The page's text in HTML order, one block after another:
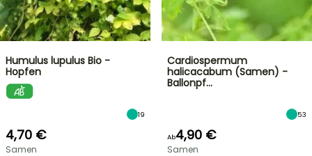
Humulus lupulus Bio -
Hopfen
19
4,70 €
Samen
Cardiospermum
halicacabum (Samen) -
Ballonpf…
53
Ab4,90 €
Samen